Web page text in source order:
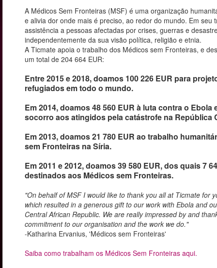
A Médicos Sem Fronteiras (MSF) é uma organização
e alivia dor onde mais é preciso, ao redor do mundo. Em seu
assistência a pessoas afectadas por crises, guerras e
independentemente da sua visão política, religião e etnia.
A Ticmate apoia o trabalho dos Médicos sem Fronteiras, e
um total de 204 664 EUR:
Entre 2015 e 2018, doamos 100 226 EUR para
refugiados em todo o mundo.
Em 2014, doamos 48 560 EUR à luta contra o Ebola
socorro aos atingidos pela catástrofe na República
Em 2013, doamos 21 780 EUR ao trabalho
sem Fronteiras na Síria.
Em 2011 e 2012, doamos 39 580 EUR, dos quais 7
destinados aos Médicos sem Fronteiras.
"On behalf of MSF I would like to thank you all at Ticmate for
which resulted in a generous gift to our work with Ebola and
Central African Republic. We are really impressed by and
commitment to our organisation and the work we do."
-Katharina Ervanius, 'Médicos sem Fronteiras'
Saiba como trabalham os Médicos Sem Fronteiras aqui.